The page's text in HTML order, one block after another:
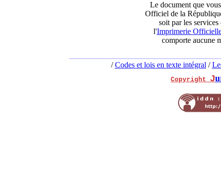
Le document que
Officiel de la
soit par les
l'Imprimerie
comporte aucune
/Codes et lois en texte intégral /
Copyright J